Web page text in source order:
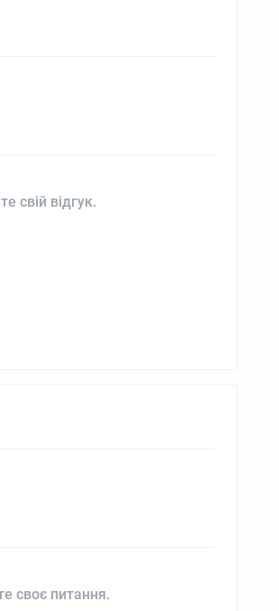
свій відгук.
своє питання.